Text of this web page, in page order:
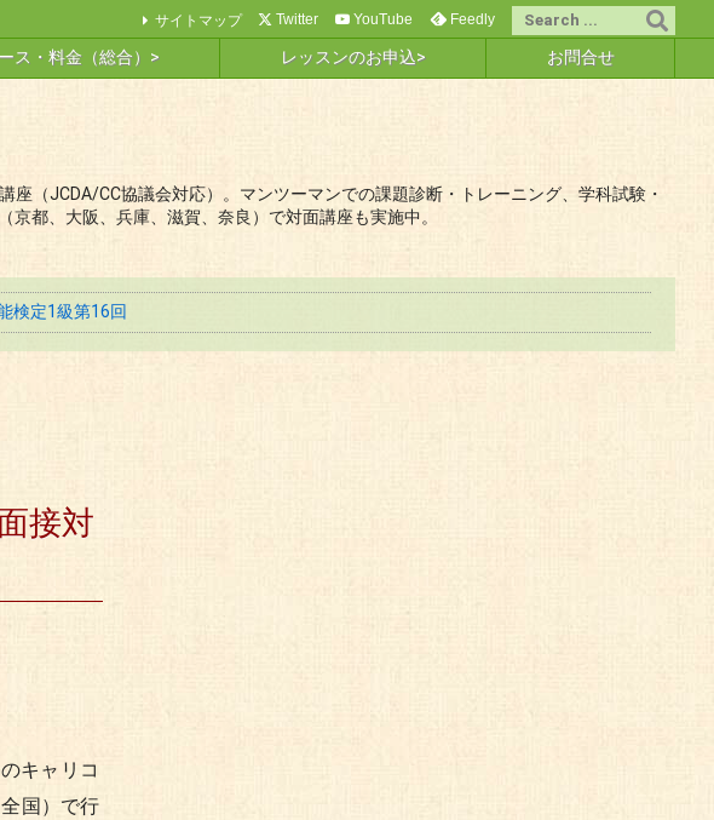
ス・料金（総合）> レッスンのお申込> お問合せ
サイトマップ Twitter YouTube Feedly
（JCDA/CC協議会対応）。マンツーマンでの課題診断・トレーニング、学科試験・
都、大阪、兵庫、滋賀、奈良）で対面講座も実施中。
検定1級第16回
接対
キャリコ
国）で行